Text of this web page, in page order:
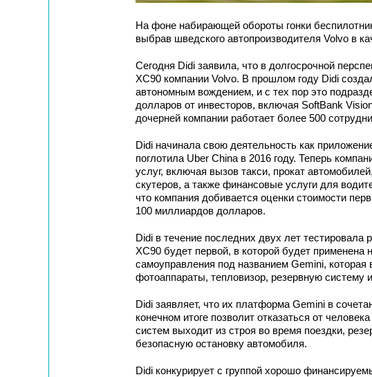
На фоне набирающей обороты гонки
выбрав шведского автопроизводителя Volvo в
Сегодня Didi заявила, что в долгосрочной
XC90 компании Volvo. В прошлом году Didi
автономным вождением, и с тех пор это
долларов от инвесторов, включая SoftBank
дочерней компании работает более 500
Didi начинала свою деятельность как
поглотила Uber China в 2016 году. Теперь
услуг, включая вызов такси, прокат
скутеров, а также финансовые услуги для
что компания добивается оценки стоимости
100 миллиардов долларов.
Didi в течение последних двух лет
XC90 будет первой, в которой будет применена
самоуправления под названием Gemini,
фотоаппараты, тепловизор, резервную систему
Didi заявляет, что их платформа Gemini в
конечном итоге позволит отказаться от
систем выходит из строя во время поездки,
безопасную остановку автомобиля.
Didi конкурирует с группой хорошо